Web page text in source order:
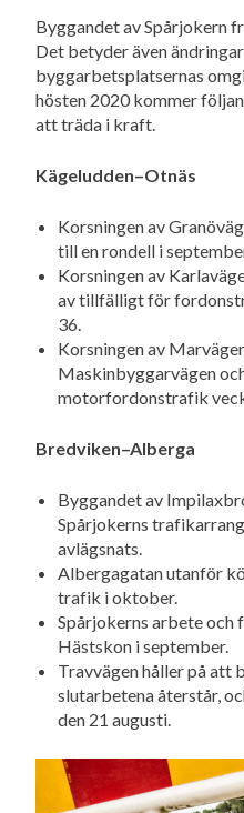
Byggandet av Spårjokern
Det betyder även
byggarbetsplatsernas
hösten 2020 kommer
att träda i kraft.
Kägeludden–Otnäs
Korsningen av
till en rondell i
Korsningen av
av tillfälligt för
36.
Korsningen av
Maskinbyggarvägen
motorfordonstrafik
Bredviken–Alberga
Byggandet av
Spårjokerns
avlägsnats.
Albergagatan utanför
trafik i oktober.
Spårjokerns arbete och
Hästskon i september.
Travvägen håller på att
slutarbetena återstår,
den 21 augusti.